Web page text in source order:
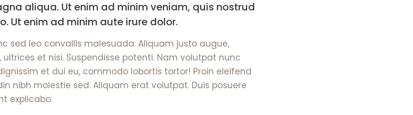
aliqua. Ut enim ad minim veniam, quis nostrud
Ut enim ad minim aute irure dolor.
sed leo convallis malesuada. Aliquam justo augue,
et nisi. Suspendisse potenti. Nam volutpat nunc
et dui eu, commodo lobortis tortor! Proin eleifend
nibh molestie sed. Aliquam erat volutpat. Duis posuere
explicabo.